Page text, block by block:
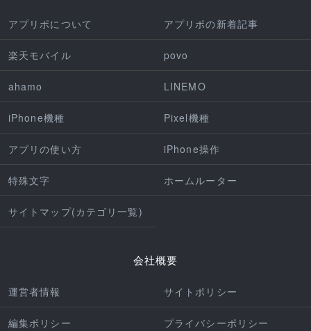
アプリポについて アプリポの新着記事
楽天モバイル povo
ahamo LINEMO
iPhone機種 Pixel機種
アプリの使い方 iPhone操作
特殊文字 ホームルーター
サイトマップ(カテゴリ一覧)
会社概要
運営者情報 サイトポリシー
編集ポリシー プライバシーポリシー